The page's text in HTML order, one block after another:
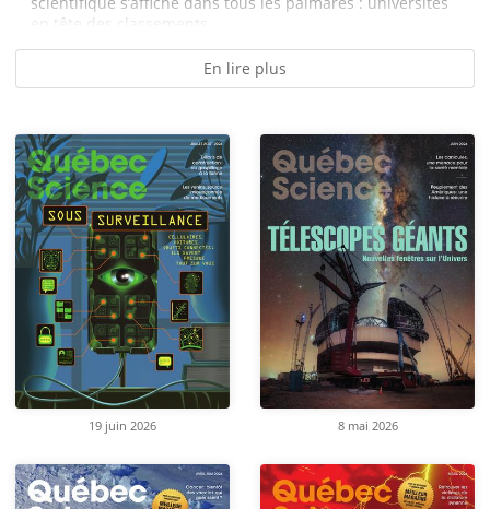
en tête des classements...
En lire plus
19 juin 2026 8 mai 2026